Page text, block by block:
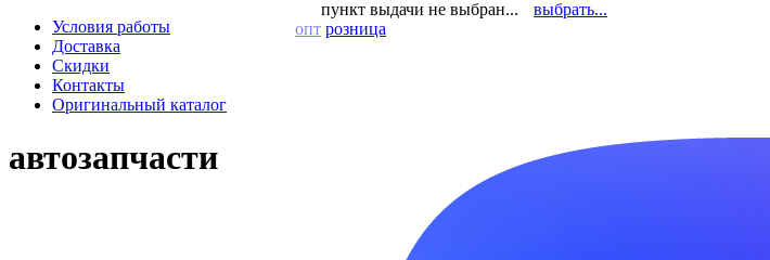
Условия работы
Доставка
Скидки
Контакты
Оригинальный каталог
пункт выдачи не выбран...
выбрать...
опт розница
автозапчасти